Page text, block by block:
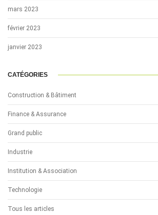
mars 2023
février 2023
janvier 2023
CATÉGORIES
Construction & Bâtiment
Finance & Assurance
Grand public
Industrie
Institution & Association
Technologie
Tous les articles